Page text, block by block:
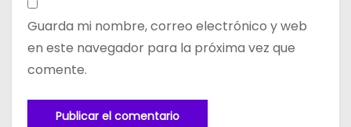
Guarda mi nombre, correo electrónico y web
en este navegador para la próxima vez que
comente.